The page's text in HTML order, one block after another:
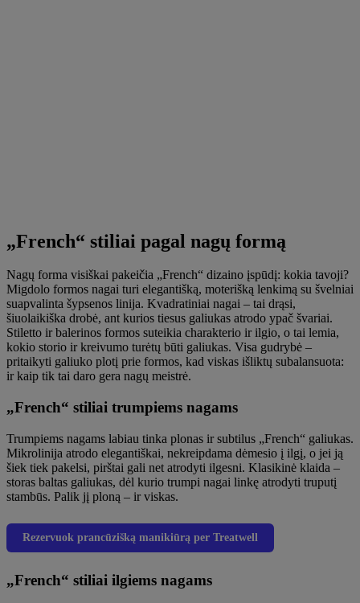
„French“ stiliai pagal nagų formą
Nagų forma visiškai pakeičia „French“ dizaino įspūdį: kokia tavoji?
Migdolo formos nagai turi elegantišką, moterišką lenkimą su švelniai
suapvalinta šypsenos linija. Kvadratiniai nagai – tai drąsi,
šiuolaikiška drobė, ant kurios tiesus galiukas atrodo ypač švariai.
Stiletto ir balerinos formos suteikia charakterio ir ilgio, o tai lemia,
kokio storio ir kreivumo turėtų būti galiukas. Visa gudrybė –
pritaikyti galiuko plotį prie formos, kad viskas išliktų subalansuota:
ir kaip tik tai daro gera nagų meistrė.
„French“ stiliai trumpiems nagams
Trumpiems nagams labiau tinka plonas ir subtilus „French“ galiukas.
Mikrolinija atrodo elegantiškai, nekreipdama dėmesio į ilgį, o jei ją
šiek tiek pakelsi, pirštai gali net atrodyti ilgesni. Klasikinė klaida –
storas baltas galiukas, dėl kurio trumpi nagai linkę atrodyti truputį
stambūs. Palik jį ploną – ir viskas.
Rezervuok prancūzišką manikiūrą per Treatwell
„French“ stiliai ilgiems nagams